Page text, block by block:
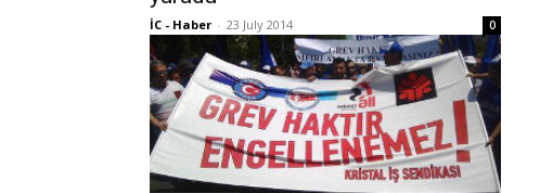
İC - Haber - 23 July 2014 0